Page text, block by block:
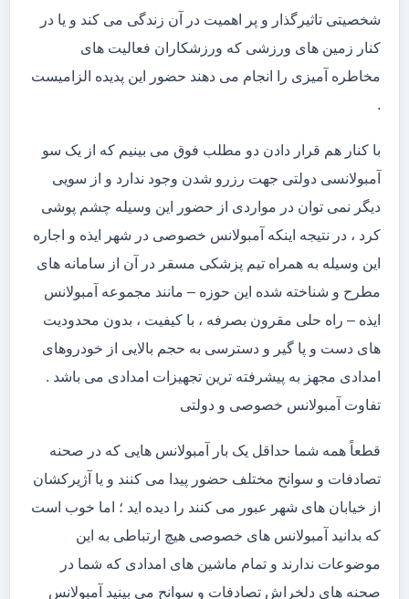
شخصیتی تاثیرگذار و پر اهمیت در آن زندگی می کند و یا در
کنار زمین های ورزشی که ورزشکاران فعالیت های
مخاطره آمیزی را انجام می دهند حضور این پدیده الزامیست
.
با کنار هم قرار دادن دو مطلب فوق می بینیم که از یک سو
آمبولانسی دولتی جهت رزرو شدن وجود ندارد و از سویی
دیگر نمی توان در مواردی از حضور این وسیله چشم پوشی
کرد ، در نتیجه اینکه آمبولانس خصوصی در شهر ایذه و اجاره
این وسیله به همراه تیم پزشکی مسقر در آن از سامانه های
مطرح و شناخته شده این حوزه – مانند مجموعه آمبولانس
ایذه – راه حلی مقرون بصرفه ، با کیفیت ، بدون محدودیت
های دست و پا گیر و دسترسی به حجم بالایی از خودروهای
امدادی مجهز به پیشرفته ترین تجهیزات امدادی می باشد .
تفاوت آمبولانس خصوصی و دولتی
قطعاً همه شما حداقل یک بار آمبولانس هایی که در صحنه
تصادفات و سوانح مختلف حضور پیدا می کنند و یا آژیرکشان
از خیابان های شهر عبور می کنند را دیده اید ؛ اما خوب است
که بدانید آمبولانس های خصوصی هیچ ارتباطی به این
موضوعات ندارند و تمام ماشین های امدادی که شما در
صحنه های دلخراش تصادفات و سوانح می بینید آمبولانس